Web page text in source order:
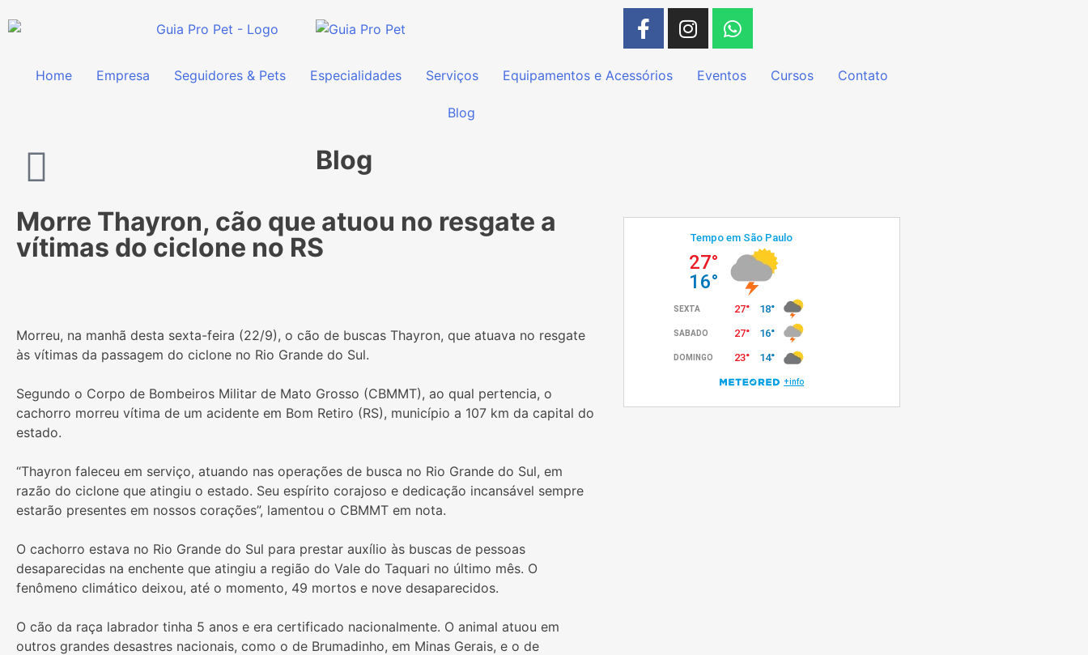
Home Empresa Seguidores & Pets Especialidades Serviços Equipamentos e Acessórios Eventos Cursos Contato
Blog
Blog
Morre Thayron, cão que atuou no resgate a
vítimas do ciclone no RS
Morreu, na manhã desta sexta-feira (22/9), o cão de buscas Thayron, que atuava no resgate
às vítimas da passagem do ciclone no Rio Grande do Sul.
Segundo o Corpo de Bombeiros Militar de Mato Grosso (CBMMT), ao qual pertencia, o
cachorro morreu vítima de um acidente em Bom Retiro (RS), município a 107 km da capital do
estado.
“Thayron faleceu em serviço, atuando nas operações de busca no Rio Grande do Sul, em
razão do ciclone que atingiu o estado. Seu espírito corajoso e dedicação incansável sempre
estarão presentes em nossos corações”, lamentou o CBMMT em nota.
O cachorro estava no Rio Grande do Sul para prestar auxílio às buscas de pessoas
desaparecidas na enchente que atingiu a região do Vale do Taquari no último mês. O
fenômeno climático deixou, até o momento, 49 mortos e nove desaparecidos.
O cão da raça labrador tinha 5 anos e era certificado nacionalmente. O animal atuou em
outros grandes desastres nacionais, como o de Brumadinho, em Minas Gerais, e o de